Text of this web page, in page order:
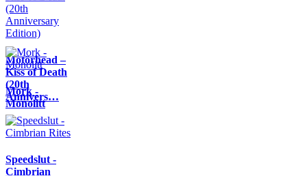
Motörhead –
Kiss of Death
(20th
Annivers…
Mork -
Monolitt
Speedslut -
Cimbrian